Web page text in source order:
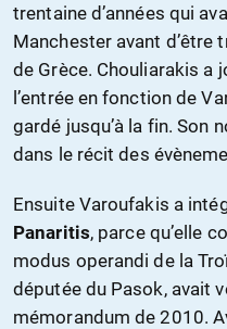
trentaine d’années qui
Manchester avant d’être
de Grèce. Chouliarakis a
l’entrée en fonction de
gardé jusqu’à la fin. Son
dans le récit des
Ensuite Varoufakis a
Panaritis, parce qu’elle
modus operandi de la
députée du Pasok, avait
mémorandum de 2010.